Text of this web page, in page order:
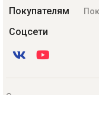
Покупателям
Соцсети
Оставляя свои данные